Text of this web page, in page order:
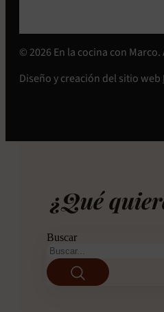
© 2026 En la cocina con
Diseño y creación del sitio web
¿Qué
Buscar